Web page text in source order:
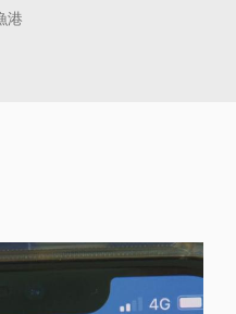
港